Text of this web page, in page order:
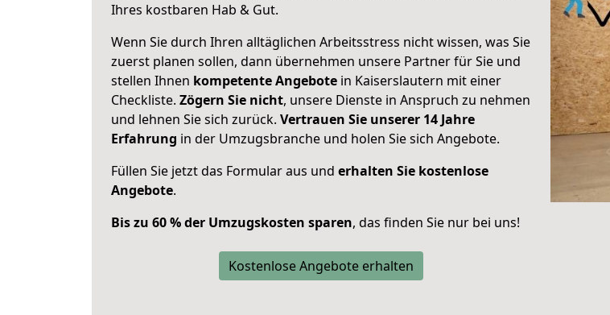
Ihres kostbaren Hab & Gut.
Wenn Sie durch Ihren alltäglichen Arbeitsstress nicht wissen, was Sie
zuerst planen sollen, dann übernehmen unsere Partner für Sie und
stellen Ihnen kompetente Angebote in Kaiserslautern mit einer
Checkliste. Zögern Sie nicht, unsere Dienste in Anspruch zu nehmen
und lehnen Sie sich zurück. Vertrauen Sie unserer 14 Jahre
Erfahrung in der Umzugsbranche und holen Sie sich Angebote.
Füllen Sie jetzt das Formular aus und erhalten Sie kostenlose
Angebote.
Bis zu 60 % der Umzugskosten sparen, das finden Sie nur bei uns!
Kostenlose Angebote erhalten